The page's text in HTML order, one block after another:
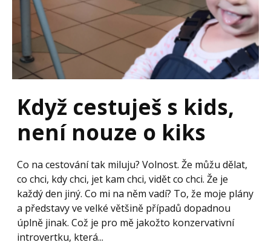
Když cestuješ s kids,
není nouze o kiks
Co na cestování tak miluju? Volnost. Že můžu dělat,
co chci, kdy chci, jet kam chci, vidět co chci. Že je
každý den jiný. Co mi na něm vadí? To, že moje plány
a představy ve velké většině případů dopadnou
úplně jinak. Což je pro mě jakožto konzervativní
introvertku, která...